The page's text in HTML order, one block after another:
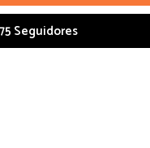
Seguidores